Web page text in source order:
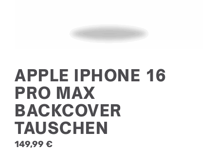
APPLE IPHONE 16
PRO MAX
BACKCOVER
TAUSCHEN
149,99 €